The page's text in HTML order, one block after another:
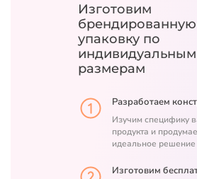
Изготовим
брендированную
упаковку по
индивидуальным
размерам
Разработаем
Изучим специфику
продукта и
идеальное решение
Изготовим